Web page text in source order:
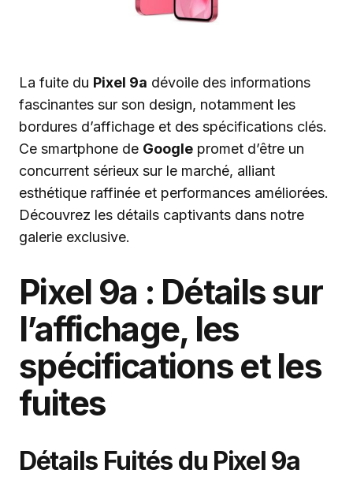
La fuite du Pixel 9a dévoile des informations
fascinantes sur son design, notamment les
bordures d’affichage et des spécifications clés.
Ce smartphone de Google promet d’être un
concurrent sérieux sur le marché, alliant
esthétique raffinée et performances améliorées.
Découvrez les détails captivants dans notre
galerie exclusive.
Pixel 9a : Détails sur
l’affichage, les
spécifications et les
fuites
Détails Fuités du Pixel 9a